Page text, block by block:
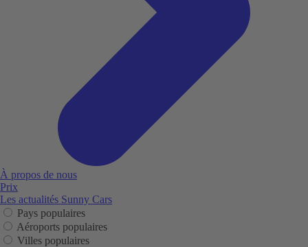
À propos de nous
Prix
Les actualités Sunny Cars
Pays populaires
Aéroports populaires
Villes populaires